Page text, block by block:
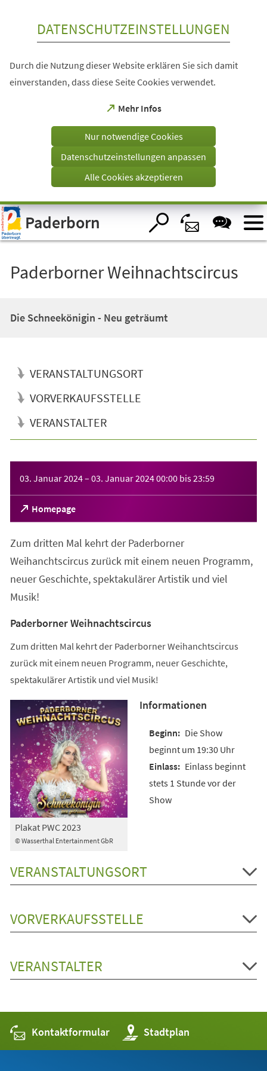
Visuelle
Assistenzsoftware
öffnen.
DATENSCHUTZEINSTELLUNGEN
Durch die Nutzung dieser Website erklären Sie sich damit
einverstanden, dass diese Seite Cookies verwendet.
Mehr Infos
(Öffnet
einem
Tab)
Nur notwendige Cookies
Datenschutzeinstellungen anpassen
Alle Cookies akzeptieren
Paderborn
Paderborner Weihnachtscircus
Die Schneekönigin - Neu geträumt
VERANSTALTUNGSORT
VORVERKAUFSSTELLE
VERANSTALTER
03. Januar 2024– 03. Januar 202400:00 bis23:59
Homepage
(Öffnet
in
neuen
Tab)
Zum dritten Mal kehrt der Paderborner
Weihanchtscircus zurück mit einem neuen Programm,
neuer Geschichte, spektakulärer Artistik und viel
Musik!
Paderborner Weihnachtscircus
Zum dritten Mal kehrt der Paderborner Weihanchtscircus
zurück mit einem neuen Programm, neuer Geschichte,
spektakulärer Artistik und viel Musik!
© Wasserthal Entertainment GbR
Plakat PWC 2023
Informationen
Die Show
beginnt um 19:30 Uhr
Einlass beginnt
stets 1 Stunde vor der
Show
VERANSTALTUNGSORT
VORVERKAUFSSTELLE
VERANSTALTER
Kontaktformular Stadtplan
(Öffnet
in
einem